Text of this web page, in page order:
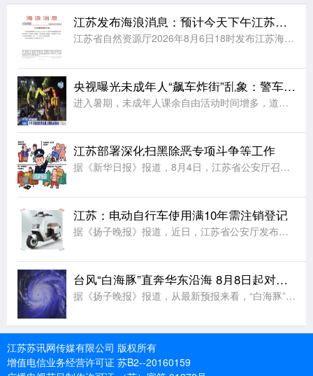
江苏发布海浪消息：预计今天下午江苏海域将有大到巨浪
江苏省自然资源厅2026年8月6日18时发布江苏海域海浪消息：受今年第13号台风“白海豚”(强台风级)的影响，预计明天下午起，江苏海域将出现一次2.5～4.5米的大到巨浪过程。请有关单位和人员做好防范
央视曝光未成年人“飙车炸街”乱象：警车旁烧胎、5人挤骑电动车、改装电摩炫技；多地交警开展查处
进入暑期，未成年人课余自由活动时间增多，道路交通安全风险随之大幅增大。有的未成年人在公共道路危险驾车、违法载人、拍摄炫技视频 ，扰乱正常通行秩序，为出行安全带来极大隐患。违法载人，拍摄炫技警惕未成年人
江苏部署深化扫黑除恶专项斗争等工作
据《新华日报》报道，8月4日，江苏省公安厅召开全省公安机关视频调度会，部署深化扫黑除恶专项斗争、打击治理电信网络诈骗犯罪和有关专项打击整治等工作。会议要求，全力打好扫黑除恶攻坚仗。严打整治软暴力催收、
江苏：电动自行车使用满10年需注销登记
据《扬子晚报》报道，近日，江苏省公安厅发布《江苏省电动自行车登记管理规定》，对电动自行车登记、转移登记、车牌补换领等管理事项作出新的规范要求，该规定将于9月1日起施行。规定要求，电动自行车上道路行驶，
台风“白海豚”直奔华东沿海 8月8日起对江苏有风雨影响
据《扬子晚报》报道，从最新预报来看，“白海豚”直奔我国华东沿海而来。尽管后期路径仍有较大变数，但影响我国已成定局。中央气象台已发布台风黄色预警，“白海豚”或将于9日下午至10日早晨在浙江到福建北部沿海
江苏苏讯网传媒有限公司 版权所有
增值电信业务经营许可证 苏B2--20160159